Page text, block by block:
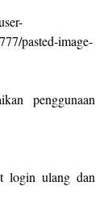
pasted-image-
penggunaan
login ulang dan